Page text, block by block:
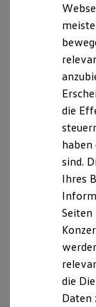
Laden
Batterie
Marke und
+49
Montag
Freitag
Samstag
Sonntag
die
sind.
Ihres
die
Daten